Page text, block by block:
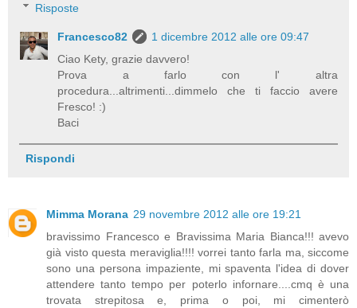
Risposte
Francesco82
1 dicembre 2012 alle ore 09:47
Ciao Kety, grazie davvero!
Prova a farlo con l' altra
procedura...altrimenti...dimmelo che ti faccio avere
Fresco! :)
Baci
Rispondi
Mimma Morana 29 novembre 2012 alle ore 19:21
bravissimo Francesco e Bravissima Maria Bianca!!! avevo
già visto questa meraviglia!!!! vorrei tanto farla ma, siccome
sono una persona impaziente, mi spaventa l'idea di dover
attendere tanto tempo per poterlo infornare....cmq è una
trovata strepitosa e, prima o poi, mi cimenterò